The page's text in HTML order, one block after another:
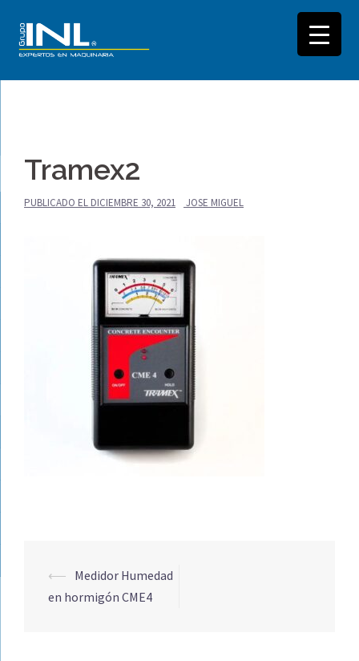
contenido
Tramex2
PUBLICADO EL DICIEMBRE 30, 2021 JOSE MIGUEL
Navegación
de
⟵ Medidor Humedad
en hormigón CME4